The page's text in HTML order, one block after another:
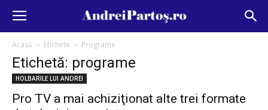
Acasă Etichete Programe
Etichetă: programe
HOLBARILE LUI ANDREI
Pro TV a mai achiziţionat alte trei formate